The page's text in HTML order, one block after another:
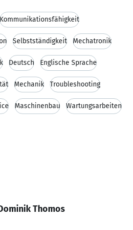
Kommunikationsfähigkeit
Selbstständigkeit Mechatronik
Deutsch Englische Sprache
Mechanik Troubleshooting
Maschinenbau Wartungsarbeiten
Thomos